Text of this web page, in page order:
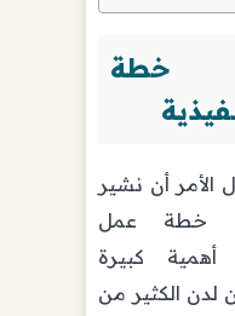
خطة
الأمر أن نشير
خطة عمل
أهمية كبيرة
الكثير من